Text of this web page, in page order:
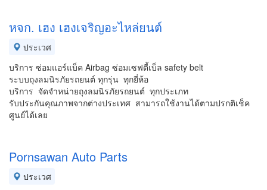
หจก. เฮง เฮงเจริญอะไหล่ยนต์
ประเวศ
บริการ ซ่อมแอร์แบ็ค Airbag ซ่อมเซฟตี้เบ็ล safety belt
ระบบถุงลมนิรภัยรถยนต์ ทุกรุ่น ทุกยี่ห้อ
บริการ จัดจำหน่ายถุงลมนิรภัยรถยนต์ ทุกประเภท
รับประกันคุณภาพจากต่างประเทศ สามารถใช้งานได้ตามปรกติเช็ค
ศูนย์ได้เลย
Pornsawan Auto Parts
ประเวศ